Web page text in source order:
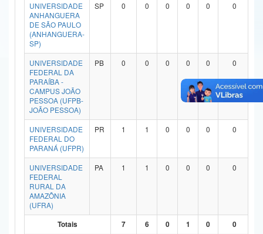
Gabinete de Segurança Institucional
Advocacia-Geral da União
Banco Central do Brasil
UNIVERSIDADE
ANHANGUERA
DE SÃO PAULO
(ANHANGUERA-
SP)
SP 0 0 0 0 0 0
UNIVERSIDADE
FEDERAL DA
PARAÍBA -
CAMPUS JOÃO
PESSOA (UFPB-
JOÃO PESSOA)
PB 0 0 0 0 0 0
UNIVERSIDADE
FEDERAL DO
PARANÁ (UFPR)
PR 1 1 0 0 0 0
UNIVERSIDADE
FEDERAL
RURAL DA
AMAZÔNIA
(UFRA)
PA 1 1 0 0 0 0
Totais 7 6 0 1 0 0